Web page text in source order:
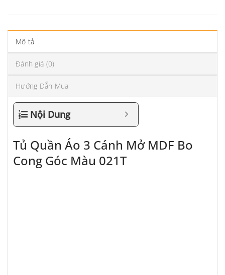
Mô tả
Đánh giá (0)
Hướng Dẫn Mua
Nội Dung
Tủ Quần Áo 3 Cánh Mở MDF Bo
Cong Góc Màu 021T